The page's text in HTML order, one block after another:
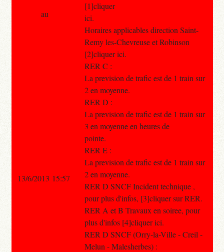
[1]cliquer
ici.
Horaires applicables direction Saint-
Remy les-Chevreuse et Robinson
[2]cliquer ici.
RER C :
La prevision de trafic est de 1 train sur
2 en moyenne.
RER D :
La prevision de trafic est de 1 train sur
3 en moyenne en heures de
pointe.
RER E :
La prevision de trafic est de 1 train sur
2 en moyenne.
RER D SNCF Incident technique ,
pour plus d'infos, [3]cliquer sur RER.
RER A et B Travaux en soiree, pour
plus d'infos [4]cliquer ici.
RER D SNCF (Orry-la-Ville - Creil -
Melun - Malesherbes) :
au
13/6/2013 15:57